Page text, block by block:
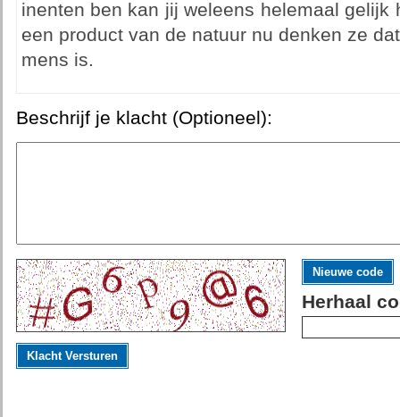
inenten ben kan jij weleens helemaal gelijk
een product van de natuur nu denken ze
mens is.
Beschrijf je klacht (Optioneel):
Nieuwe code
Herhaal
Klacht Versturen